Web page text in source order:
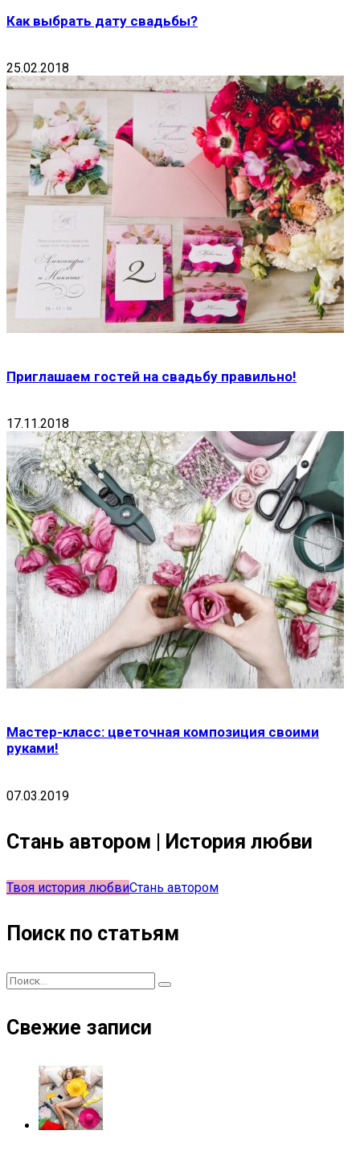
Как выбрать дату свадьбы?
25.02.2018
Приглашаем гостей на свадьбу правильно!
17.11.2018
Мастер-класс: цветочная композиция своими
руками!
07.03.2019
Стань автором | История любви
Твоя история любвиСтань автором
Поиск по статьям
Свежие записи